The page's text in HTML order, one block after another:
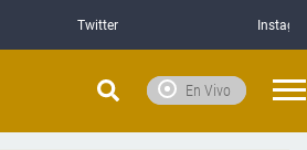
Twitter
En Vivo